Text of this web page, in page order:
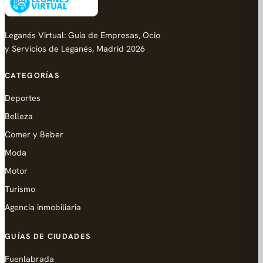
Leganés Virtual: Guia de Empresas, Ocio
y Servicios de Leganés, Madrid 2026
CATEGORÍAS
Deportes
Belleza
Comer y Beber
Moda
Motor
Turismo
Agencia inmobiliaria
GUÍAS DE CIUDADES
Fuenlabrada